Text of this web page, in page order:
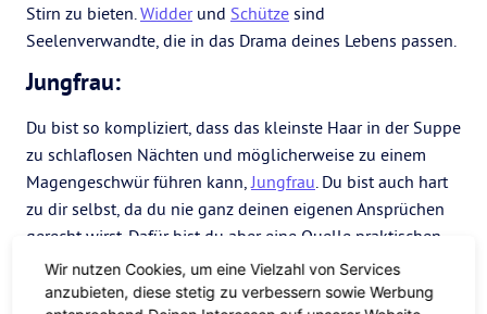
Stirn zu bieten.Widderund Schütze sind
Seelenverwandte, die in das Drama deines Lebens passen.
Jungfrau:
Du bist so kompliziert, dass das kleinste Haar in der Suppe
zu schlaflosen Nächten und möglicherweise zu einem
Magengeschwür führen kann,Jungfrau. Du bist auch hart
zu dir selbst, da du nie ganz deinen eigenen Ansprüchen
gerecht wirst. Dafür bist du aber eine Quelle praktischen
Know-hows und siehst für dein Alter immer jung aus.
Fischelehrt dich den tieferen Sinn des Lebens und wie du
Wir nutzen Cookies, um eine Vielzahl von Services
anzubieten, diese stetig zu verbessern sowie Werbung